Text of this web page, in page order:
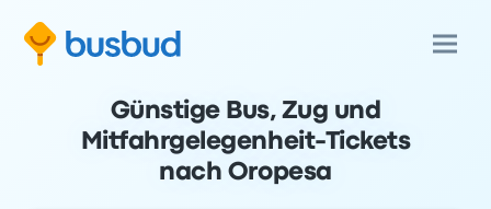
Günstige Bus, Zug und
Mitfahrgelegenheit-Tickets
nach Oropesa